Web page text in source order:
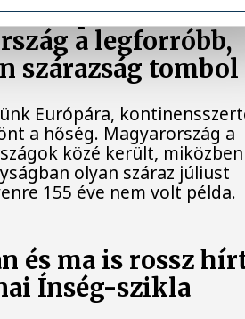
Európában –
a legforróbb,
szárazság tombol
Európára,
a hőség. Magyarország a
közé került,
olyan száraz júliust
155 éve nem volt példa.
és ma is rossz
Ínség-szikla